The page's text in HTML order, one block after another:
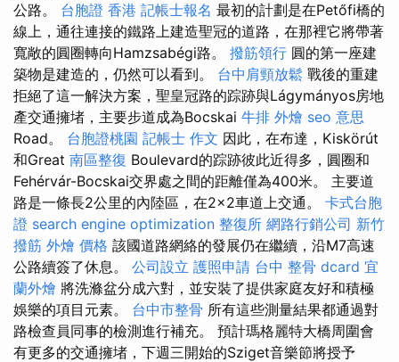
公路。 台胞證 香港 記帳士報名 最初的計劃是在Petőfi橋的
線上，通往連接的鐵路上建造聖冠的道路，在那裡它將帶著
寬敞的圓圈轉向Hamzsabégi路。 撥筋領行 圓的第一座建
築物是建造的，仍然可以看到。 台中肩頸放鬆 戰後的重建
拒絕了這一解決方案，聖皇冠路的踪跡與Lágymányos房地
產交通擁堵，主要步道成為Bocskai 牛排 外燴 seo 意思
Road。 台胞證桃園 記帳士 作文 因此，在布達，Kiskörút
和Great 南區整復 Boulevard的踪跡彼此近得多，圓圈和
Fehérvár-Bocskai交界處之間的距離僅為400米。 主要道
路是一條長2公里的內陸區，在2×2車道上交通。 卡式台胞
證 search engine optimization 整復所 網路行銷公司 新竹
撥筋 外燴 價格 該國道路網絡的發展仍在繼續，沿M7高速
公路續簽了休息。 公司設立 護照申請 台中 整骨 dcard 宜
蘭外燴 將洗滌盆分成六對，並安裝了提供家庭友好和積極
娛樂的項目元素。 台中市整骨 所有這些測量結果都通過對
路檢查員同事的檢測進行補充。 預計瑪格麗特大橋周圍會
有更多的交通擁堵，下週三開始的Sziget音樂節將授予